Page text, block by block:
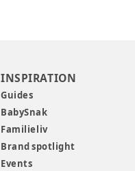
INSPIRATION
Guides
BabySnak
Familieliv
Brand spotlight
Events